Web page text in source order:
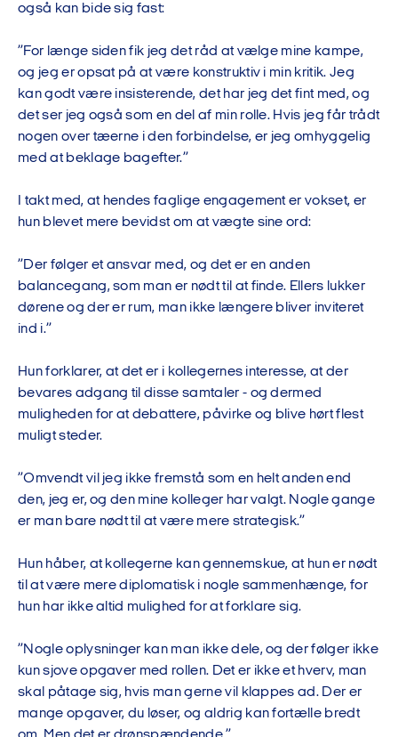
også kan bide sig fast:
”For længe siden fik jeg det råd at vælge mine kampe,
og jeg er opsat på at være konstruktiv i min kritik. Jeg
kan godt være insisterende, det har jeg det fint med, og
det ser jeg også som en del af min rolle. Hvis jeg får trådt
nogen over tæerne i den forbindelse, er jeg omhyggelig
med at beklage bagefter.”
I takt med, at hendes faglige engagement er vokset, er
hun blevet mere bevidst om at vægte sine ord:
”Der følger et ansvar med, og det er en anden
balancegang, som man er nødt til at finde. Ellers lukker
dørene og der er rum, man ikke længere bliver inviteret
ind i.”
Hun forklarer, at det er i kollegernes interesse, at der
bevares adgang til disse samtaler - og dermed
muligheden for at debattere, påvirke og blive hørt flest
muligt steder.
”Omvendt vil jeg ikke fremstå som en helt anden end
den, jeg er, og den mine kolleger har valgt. Nogle gange
er man bare nødt til at være mere strategisk.”
Hun håber, at kollegerne kan gennemskue, at hun er nødt
til at være mere diplomatisk i nogle sammenhænge, for
hun har ikke altid mulighed for at forklare sig.
”Nogle oplysninger kan man ikke dele, og der følger ikke
kun sjove opgaver med rollen. Det er ikke et hverv, man
skal påtage sig, hvis man gerne vil klappes ad. Der er
mange opgaver, du løser, og aldrig kan fortælle bredt